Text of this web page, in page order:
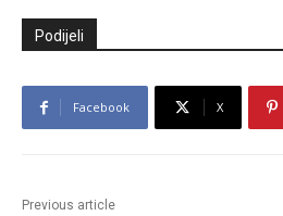
Podijeli
Facebook X
Previous article